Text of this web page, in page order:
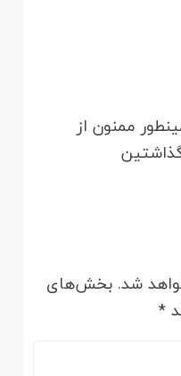
ممنون از
شد. بخش‌های
*